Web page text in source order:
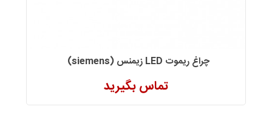
چراغ ریموت LED زیمنس (siemens)
تماس بگیرید